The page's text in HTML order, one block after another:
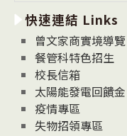
消
息
News
快速連結 Links
曾文家商實境導覽
餐管科特色招生
校長信箱
太陽能發電回饋金
疫情專區
失物招領專區